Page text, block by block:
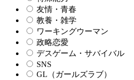
友情・青春
教養・雑学
ワーキングウーマン
政略恋愛
デスゲーム・サバイバル
SNS
GL（ガールズラブ）